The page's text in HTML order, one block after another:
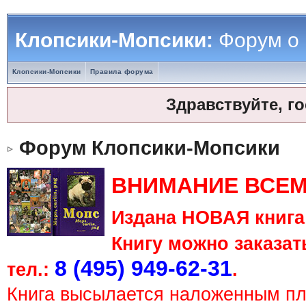
Клопсики-Мопсики:Форум о
Клопсики-Мопсики Правила форума
Здравствуйте,
Форум Клопсики-Мопсики
ВНИМАНИЕ
Издана НОВАЯ
Книгу можно
тел.: 8 (495) 949-62-31.
Книга высылается наложенным